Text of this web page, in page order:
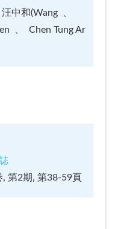
汪中和(Wang
Chen Tung Ar
, 第2期, 第38-59頁